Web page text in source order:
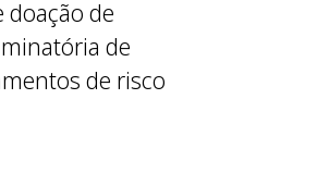
de
de
de risco